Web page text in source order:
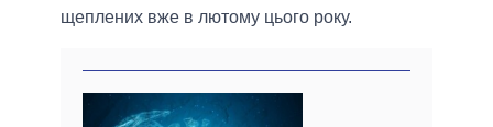
щеплених вже в лютому цього року.